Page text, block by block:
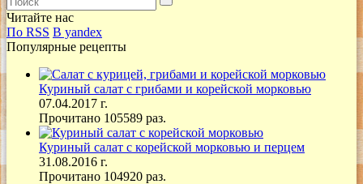
Читайте нас
По RSS В yandex
Популярные рецепты
Куриный салат с грибами и корейской морковью
07.04.2017 г.
Прочитано 105589 раз.
Куриный салат с корейской морковью и перцем
31.08.2016 г.
Прочитано 104920 раз.